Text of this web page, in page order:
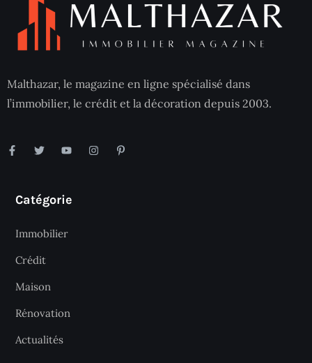
Malthazar, le magazine en ligne spécialisé dans
l’immobilier, le crédit et la décoration depuis 2003.
Catégorie
Immobilier
Crédit
Maison
Rénovation
Actualités